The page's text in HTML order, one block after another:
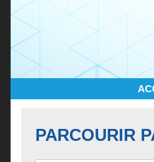
PARCOURIR